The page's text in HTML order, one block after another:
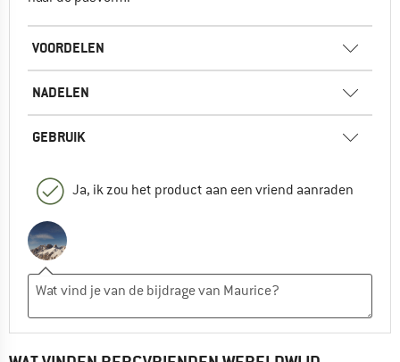
VOORDELEN
NADELEN
GEBRUIK
Ja, ik zou het product aan een vriend aanraden